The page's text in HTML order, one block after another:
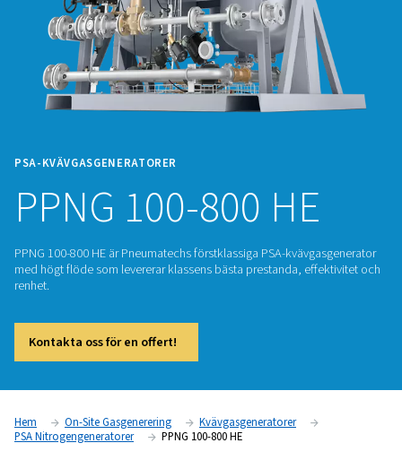
PSA-KVÄVGASGENERATORER
PPNG 100-800 HE
med högt flöde som levererar klassens bästa prestanda,
renhet.